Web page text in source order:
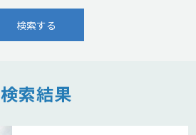
検索する
検索結果